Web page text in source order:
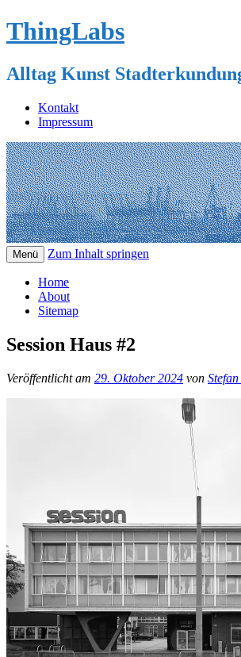
ThingLabs
Alltag Kunst
Kontakt
Impressum
Menü Zum Inhalt springen
Home
About
Sitemap
Session Haus #2
Veröffentlicht am 29. Oktober 2024 von